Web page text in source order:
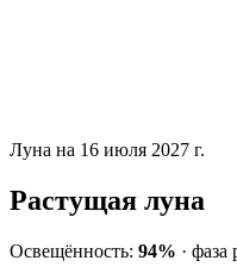
Луна на 16 июля 2027 г.
Растущая луна
Освещённость: 94% · фаза